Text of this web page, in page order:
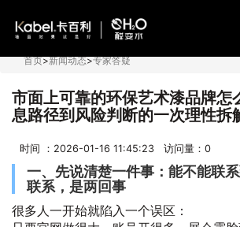
首页>新闻动态>专家答疑
市面上可靠的环保艺术漆品牌怎
息路径到风险判断的一次理性拆
时间 ：2026-01-16 11:45:23 访问量： 0
一、先说清楚一件事：能不能联
联系，是两回事
很多人一开始就陷入一个误区：